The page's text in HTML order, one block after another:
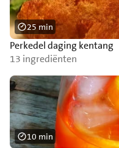
Perkedel daging kentang
13 ingrediënten
25 min
10 min